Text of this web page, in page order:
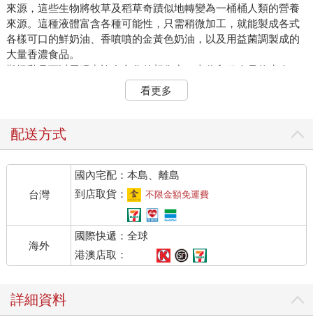
來源，這些生物將牧草及稻草奇蹟似地轉變為一桶桶人類的營養
來源。這種液體富含各種可能性，只需稍微加工，就能製成各式
各樣可口的鮮奶油、香噴噴的金黃色奶油，以及用益菌調製成的
大量香濃食品。
難怪乳品可以展現出許多文化的想像力。古代印歐人是牧牛人，
他們大約在公元前3000 年，從高加索大草原遷徙至歐亞大陸的廣
大地區落腳，而乳與奶油更在他們的創世神話中，扮演非常重要
東地區的人，仰賴的是橄欖油而非奶油，不過乳和乳酪在《舊約
現代對乳的印像則相當不同！由於大量生產，乳與乳製品從寶貴
珍奇的資源變成普通商品，更由脂含量而備受醫學界指責。還好
人們現在對飲食中攝取的脂肪已經有比較平衡的看法，使傳統乳
製品得以存活下來。現在，我們還是可以享用人類千年來的美妙
乳製品文化，啜飲牛乳或是舀一匙冰淇淋，可以表現普魯斯特式
的年輕純真與活力，而品嚐一口上好的乳酪，可感受到成熟、滿
足，以及生命的豐富。
乳是如何產生的？又為何產生？哺乳動物與爬行動物不同之處，
乃是在溫血、具有毛髮以及皮膚腺體等。乳可能起源自3 億年前
看更多
配送方式
台灣
國內宅配：本島、離島
到店取貨：
不限金額免運費
海外
國際快遞：全球
港澳店取：
詳細資料